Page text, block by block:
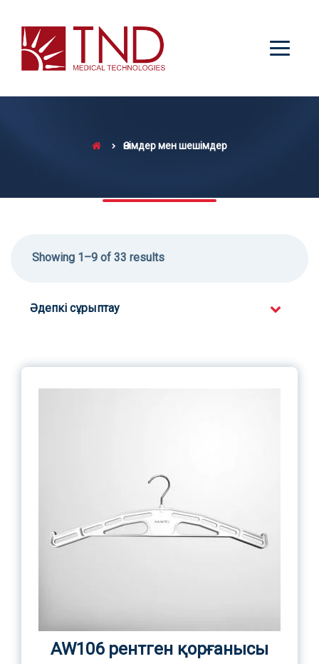
Өнімдер мен шешімдер
Showing 1–9 of 33 results
AW106 рентген қорғанысы